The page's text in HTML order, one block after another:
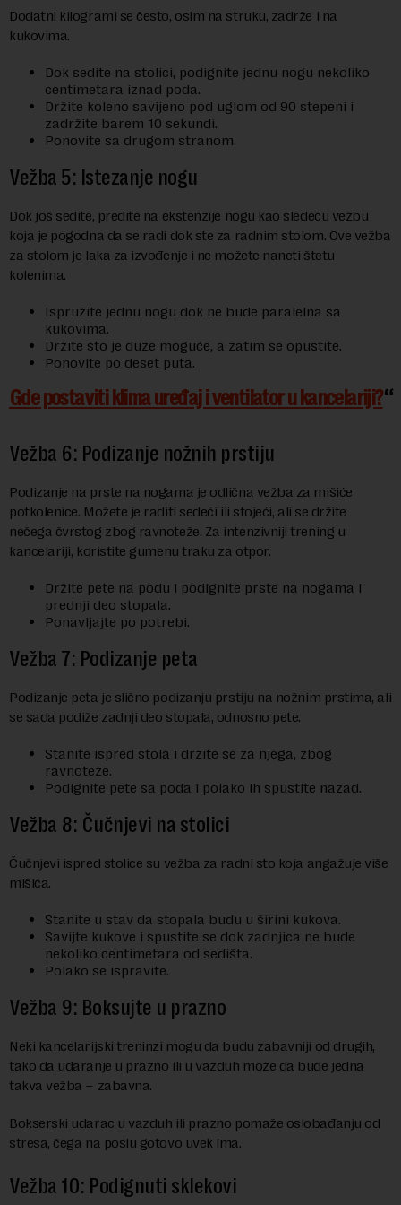
Dodatni kilogrami se često, osim na struku, zadrže i na
kukovima.
Dok sedite na stolici, podignite jednu nogu nekoliko
centimetara iznad poda.
Držite koleno savijeno pod uglom od 90 stepeni i
zadržite barem 10 sekundi.
Ponovite sa drugom stranom.
Vežba 5: Istezanje nogu
Dok još sedite, pređite na ekstenzije nogu kao sledeću vežbu
koja je pogodna da se radi dok ste za radnim stolom. Ove vežba
za stolom je laka za izvođenje i ne možete naneti štetu
kolenima.
Ispružite jednu nogu dok ne bude paralelna sa
kukovima.
Držite što je duže moguće, a zatim se opustite.
Ponovite po deset puta.
Gde postaviti klima uređaj i ventilator u kancelariji?
Vežba 6: Podizanje nožnih prstiju
Podizanje na prste na nogama je odlična vežba za mišiće
potkolenice. Možete je raditi sedeći ili stojeći, ali se držite
nečega čvrstog zbog ravnoteže. Za intenzivniji trening u
kancelariji, koristite gumenu traku za otpor.
Držite pete na podu i podignite prste na nogama i
prednji deo stopala.
Ponavljajte po potrebi.
Vežba 7: Podizanje peta
Podizanje peta je slično podizanju prstiju na nožnim prstima, ali
se sada podiže zadnji deo stopala, odnosno pete.
Stanite ispred stola i držite se za njega, zbog
ravnoteže.
Podignite pete sa poda i polako ih spustite nazad.
Vežba 8: Čučnjevi na stolici
Čučnjevi ispred stolice su vežba za radni sto koja angažuje više
mišića.
Stanite u stav da stopala budu u širini kukova.
Savijte kukove i spustite se dok zadnjica ne bude
nekoliko centimetara od sedišta.
Polako se ispravite.
Vežba 9: Boksujte u prazno
Neki kancelarijski treninzi mogu da budu zabavniji od drugih,
tako da udaranje u prazno ili u vazduh može da bude jedna
takva vežba – zabavna.
Bokserski udarac u vazduh ili prazno pomaže oslobađanju od
stresa, čega na poslu gotovo uvek ima.
Vežba 10: Podignuti sklekovi